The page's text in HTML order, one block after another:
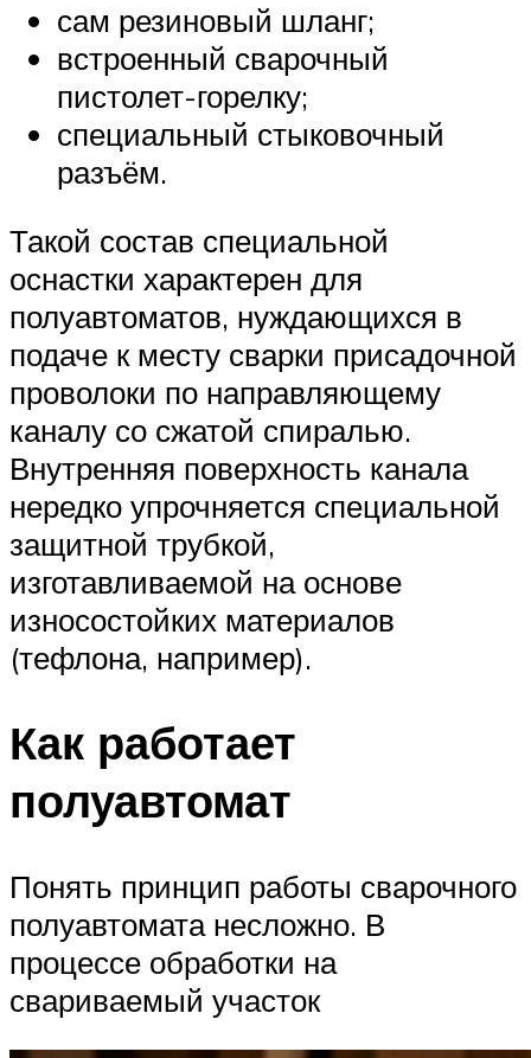
сам резиновый шланг;
встроенный сварочный
пистолет-горелку;
специальный стыковочный
разъём.
Такой состав специальной
оснастки характерен для
полуавтоматов, нуждающихся в
подаче к месту сварки присадочной
проволоки по направляющему
каналу со сжатой спиралью.
Внутренняя поверхность канала
нередко упрочняется специальной
защитной трубкой,
изготавливаемой на основе
износостойких материалов
(тефлона, например).
Как работает
полуавтомат
Понять принцип работы сварочного
полуавтомата несложно. В
процессе обработки на
свариваемый участок